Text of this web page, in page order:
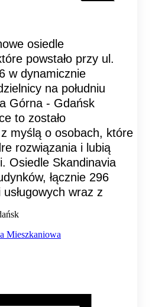
osiedle
powstało przy ul.
w dynamicznie
na południu
Górna - Gdańsk
to zostało
myślą o osobach, które
rozwiązania i lubią
Osiedle Skandinavia
łącznie 296
wraz z
Mieszkaniowa